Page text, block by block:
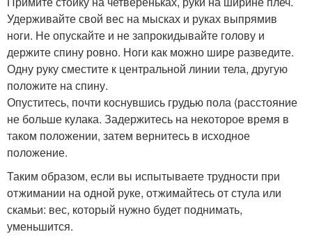
Удерживайте свой вес на мысках и руках выпрямив
ноги. Не опускайте и не запрокидывайте голову и
держите спину ровно. Ноги как можно шире разведите.
Одну руку сместите к центральной линии тела, другую
положите на спину.
Опуститесь, почти коснувшись грудью пола (расстояние
не больше кулака. Задержитесь на некоторое время в
таком положении, затем вернитесь в исходное
положение.
Таким образом, если вы испытываете трудности при
отжимании на одной руке, отжимайтесь от стула или
скамьи: вес, который нужно будет поднимать,
уменьшится.